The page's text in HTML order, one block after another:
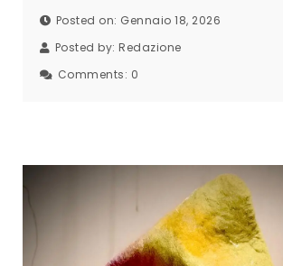
Posted on: Gennaio 18, 2026
Posted by: Redazione
Comments: 0